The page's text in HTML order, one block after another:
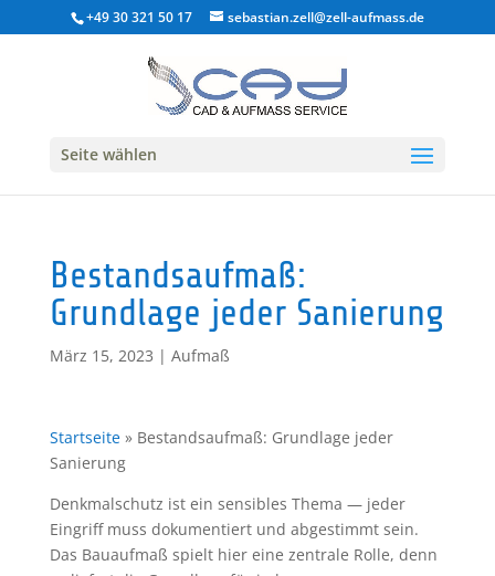
+49 30 321 50 17 sebastian.zell@zell-aufmass.de
Seite wählen
Bestandsaufmaß:
Grundlage jeder Sanierung
März 15, 2023 | Aufmaß
Startseite» Bestandsaufmaß: Grundlage jeder
Sanierung
Denkmalschutz ist ein sensibles Thema — jeder
Eingriff muss dokumentiert und abgestimmt sein.
Das Bauaufmaß spielt hier eine zentrale Rolle, denn